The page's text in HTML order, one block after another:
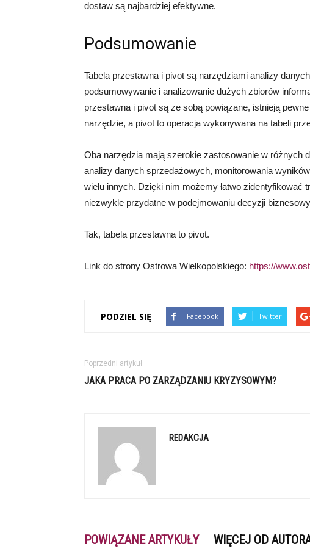
dostaw są najbardziej efektywne.
Podsumowanie
Tabela przestawna i pivot są narzędziami analizy
podsumowywanie i analizowanie dużych zbiorów
przestawna i pivot są ze sobą powiązane, istnieją
narzędzie, a pivot to operacja wykonywana na tabeli
Oba narzędzia mają szerokie zastosowanie w różnych
analizy danych sprzedażowych, monitorowania
wielu innych. Dzięki nim możemy łatwo zidentyfikować
niezwykle przydatne w podejmowaniu decyzji
Tak, tabela przestawna to pivot.
Link do strony Ostrowa Wielkopolskiego: https://
PODZIEL SIĘ Facebook Twitter
Poprzedni artykuł
JAKA PRACA PO ZARZĄDZANIU KRYZYSOWYM?
REDAKCJA
POWIĄZANE ARTYKUŁY WIĘCEJ OD